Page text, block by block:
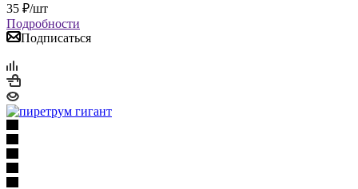
35 ₽/шт
Подробности
Подписаться